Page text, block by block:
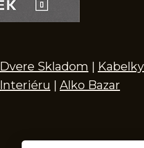
Dvere Skladom | Kabelky
Interiéru | Alko Bazar